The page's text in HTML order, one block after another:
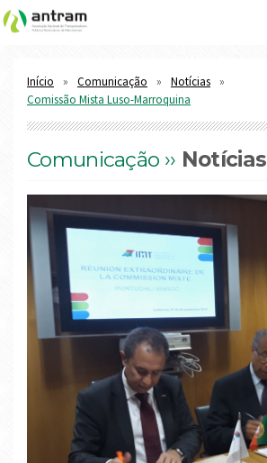
Início Comunicação
Notícias
Comissão Mista Luso-Marroquina
Comunicação ›› Notícias